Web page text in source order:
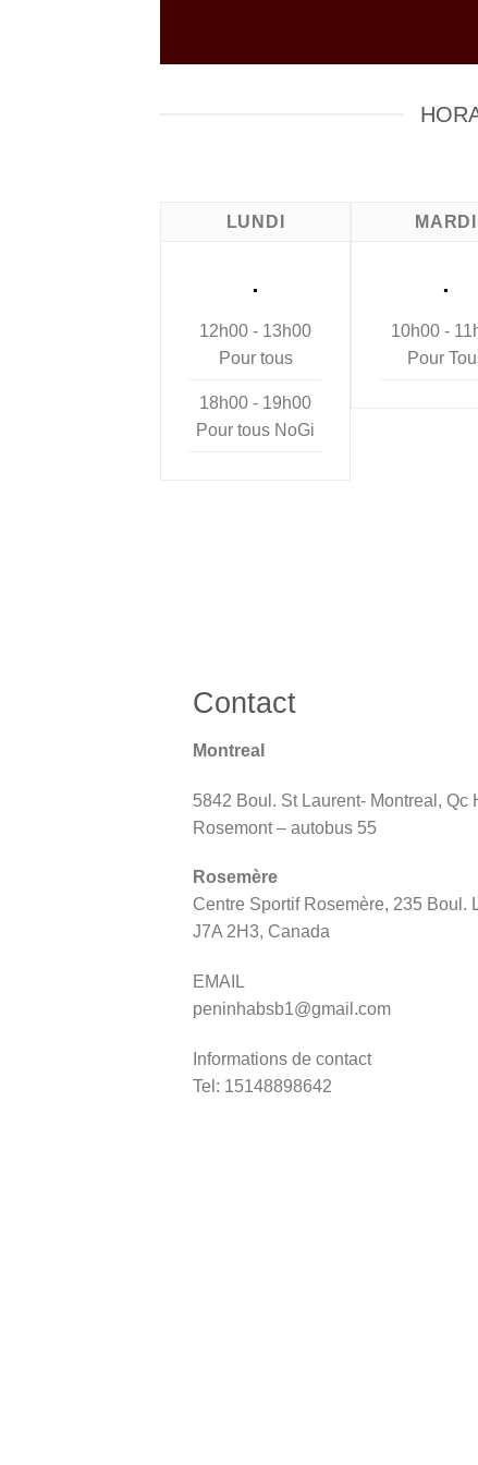
LUNDI
.
12h00 - 13h00
Pour tous
18h00 - 19h00
Pour tous NoGi
MARDI
.
10h00 -
Pour
Contact
Montreal
5842 Boul. St Laurent- Montreal, Qc
Rosemont – autobus 55
Rosemère
Centre Sportif Rosemère, 235 Boul.
J7A 2H3, Canada
EMAIL
peninhabsb1@gmail.com
Informations de contact
Tel: 15148898642